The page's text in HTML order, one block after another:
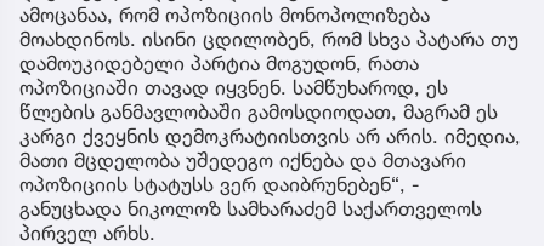
ამოცანაა, რომ ოპოზიციის მონოპოლიზება
მოახდინოს. ისინი ცდილობენ, რომ სხვა პატარა თუ
დამოუკიდებელი პარტია მოგუდონ, რათა
ოპოზიციაში თავად იყვნენ. სამწუხაროდ, ეს
წლების განმავლობაში გამოსდიოდათ, მაგრამ ეს
კარგი ქვეყნის დემოკრატიისთვის არ არის. იმედია,
მათი მცდელობა უშედეგო იქნება და მთავარი
ოპოზიციის სტატუსს ვერ დაიბრუნებენ“, -
განუცხადა ნიკოლოზ სამხარაძემ საქართველოს
პირველ არხს.